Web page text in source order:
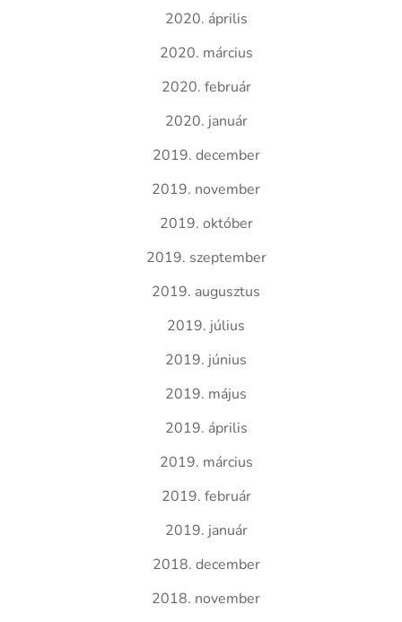
2020. április
2020. március
2020. február
2020. január
2019. december
2019. november
2019. október
2019. szeptember
2019. augusztus
2019. július
2019. június
2019. május
2019. április
2019. március
2019. február
2019. január
2018. december
2018. november